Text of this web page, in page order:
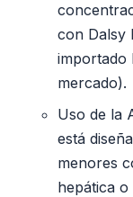
con Dalsy
importado
mercado).
Uso de la
está
menores
hepática